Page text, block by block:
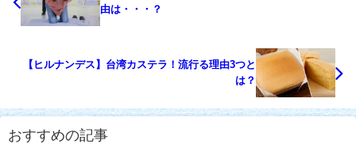
由は・・・？
【ヒルナンデス】台湾カステラ！流行る理由3つと
は？
おすすめの記事